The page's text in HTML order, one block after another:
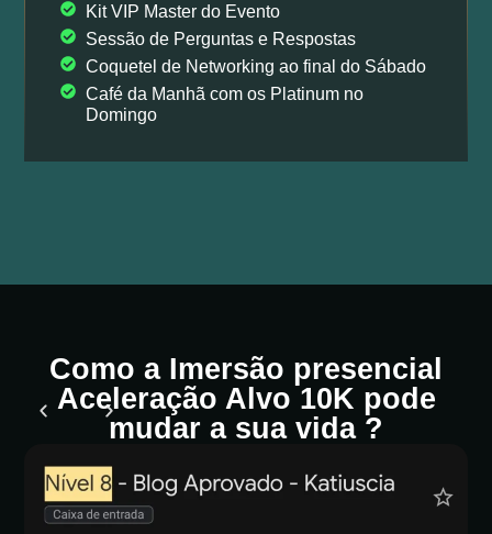
Kit VIP Master do Evento
Sessão de Perguntas e Respostas
Coquetel de Networking ao final do Sábado
Café da Manhã com os Platinum no
Domingo
Como a Imersão presencial
Aceleração Alvo 10K pode
mudar a sua vida ?